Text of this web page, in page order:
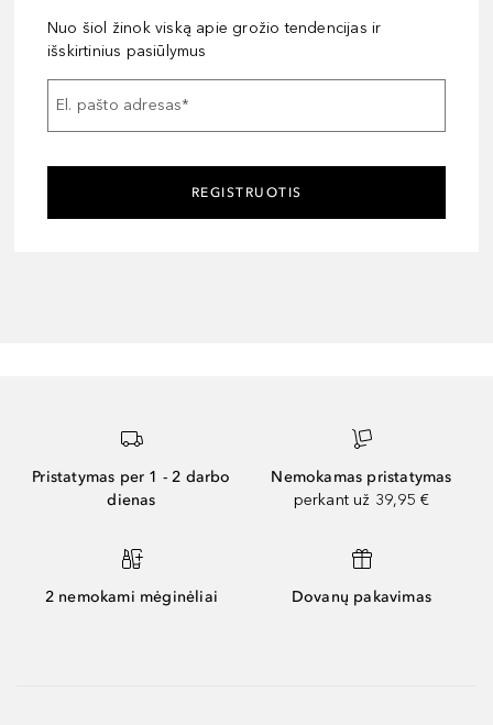
Nuo šiol žinok viską apie grožio tendencijas ir
išskirtinius pasiūlymus
El. pašto adresas*
REGISTRUOTIS
Pristatymas per 1 - 2 darbo
dienas
Nemokamas pristatymas
perkant už 39,95 €
2 nemokami mėginėliai Dovanų pakavimas